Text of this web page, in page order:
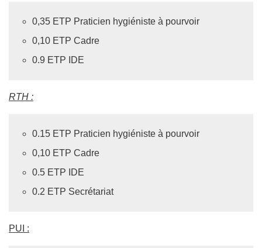
0,35 ETP Praticien hygiéniste à pourvoir
0,10 ETP Cadre
0.9 ETP IDE
RTH :
0.15 ETP Praticien hygiéniste à pourvoir
0,10 ETP Cadre
0.5 ETP IDE
0.2 ETP Secrétariat
PUI :